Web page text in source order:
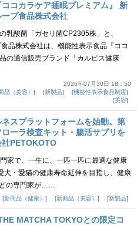
コカラケア睡眠プレミアム』 新
プ食品株式会社
乳酸菌「ガセリ菌CP2305株」と、
品株式会社は、機能性表示食品『ココ
の通信販売ブランド「カルピス健康
2026年07月30日 18：50
品（美容） 新製品
機能性表示食品制度
美容
スプラットフォームを始動。第
ーラ検査キット・腸活サプリを
PETOKOTO
家で、一生に、一匹一匹に最適な健康
犬・愛猫の健康寿命延伸を目指し、健康
どの専門家が……
新商品（健康） 新商品（美容） 新製品
MATCHA TOKYOとの限定コ